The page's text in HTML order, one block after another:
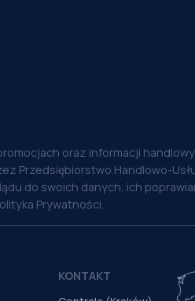
oraz informacji
Przedsiębiorstwo Handlowo-
do swoich danych, ich
Prywatności.
KONTAKT